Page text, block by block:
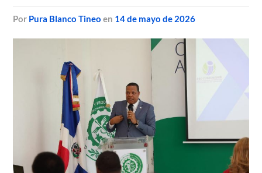
por Pura Blanco Tineo en 14 de mayo de 2026